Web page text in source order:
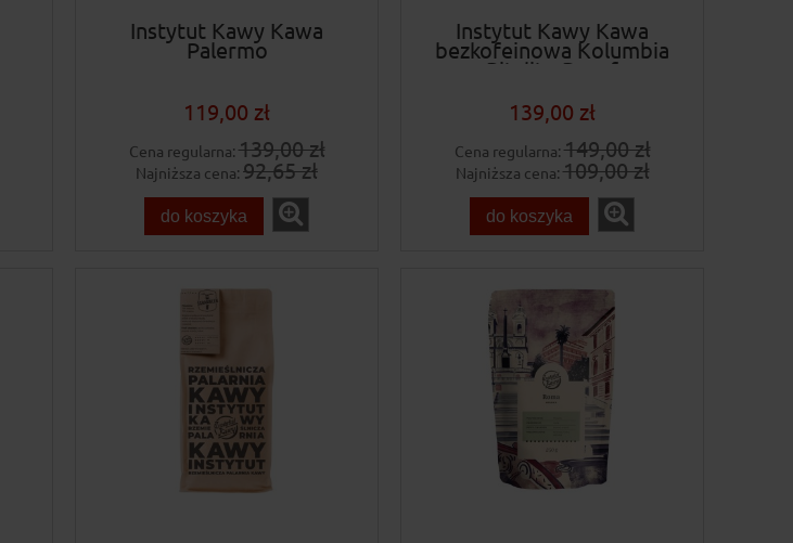
Instytut Kawy Kawa
Palermo
119,00 zł
Cena regularna: 139,00 zł
Najniższa cena: 92,65 zł
do koszyka
Instytut Kawy Kawa
bezkofeinowa Kolumbia
Pitalito Decaf
139,00 zł
Cena regularna: 149,00 zł
Najniższa cena: 109,00 zł
do koszyka